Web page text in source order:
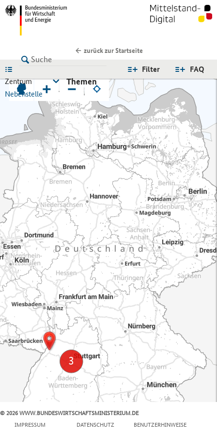
zurück zur Startseite
FAQ
Filter
Zentrum
Nebenstelle
Themen
+ −
© 2026 WWW.BUNDESWIRTSCHAFTSMINISTERIUM.DE
IMPRESSUM
DATENSCHUTZ BENUTZERHINWEISE